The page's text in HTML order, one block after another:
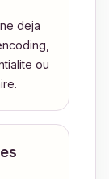
deja
ou